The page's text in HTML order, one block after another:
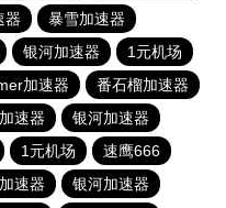
器
暴雪加速器
银河加速器
1元机场
加速器
番石榴加速器
速器
银河加速器
1元机场
速鹰666
速器 银河加速器